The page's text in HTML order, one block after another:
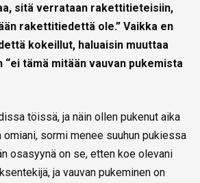
sitä verrataan rakettitieteisiin,
rakettitiedettä ole.” Vaikka en
kokeillut, haluaisin muuttaa
“ei tämä mitään vauvan pukemista
töissä, ja näin ollen pukenut aika
omiani, sormi menee suuhun pukiessa
osasyynä on se, etten koe olevani
ja vauvan pukeminen on